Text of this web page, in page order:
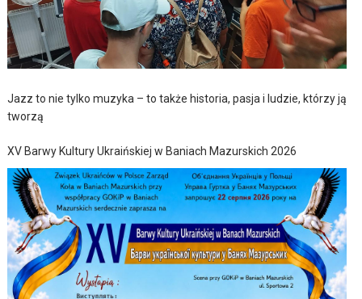
Jazz to nie tylko muzyka – to także historia, pasja i ludzie, którzy ją
tworzą
XV Barwy Kultury Ukraińskiej w Baniach Mazurskich 2026